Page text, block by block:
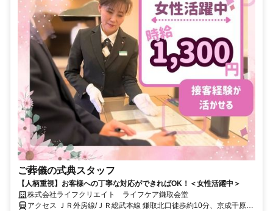
ご葬儀の式典スタッフ
【人柄重視】お客様への丁寧な対応ができればOK！＜女性活躍中＞
株式会社ライフクリエイト ライフケア鎌取会堂
アクセス ＪＲ外房線/ＪＲ総武本線 鎌取北口徒歩約10分、京成千原線